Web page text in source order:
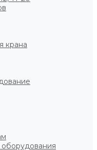
крана